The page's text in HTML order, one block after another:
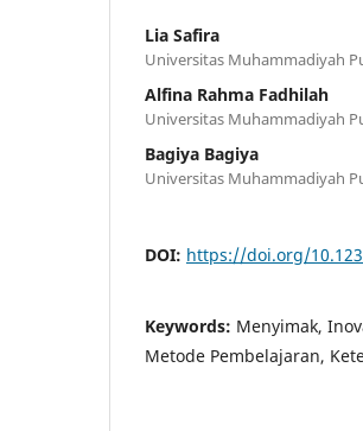
Lia Safira
Universitas Muhammadiyah
Alfina Rahma Fadhilah
Universitas Muhammadiyah
Bagiya Bagiya
Universitas Muhammadiyah
DOI: https://doi.org/
Keywords: Menyimak,
Metode Pembelajaran,